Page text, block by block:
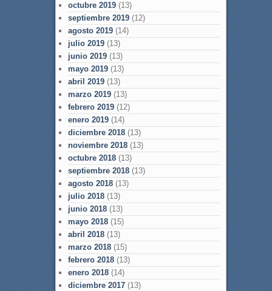
octubre 2019(13)
septiembre 2019(12)
agosto 2019(14)
julio 2019(13)
junio 2019(13)
mayo 2019(13)
abril 2019(13)
marzo 2019(13)
febrero 2019(12)
enero 2019(14)
diciembre 2018(13)
noviembre 2018(13)
octubre 2018(13)
septiembre 2018(13)
agosto 2018(13)
julio 2018(13)
junio 2018(13)
mayo 2018(15)
abril 2018(13)
marzo 2018(15)
febrero 2018(13)
enero 2018(14)
diciembre 2017(13)